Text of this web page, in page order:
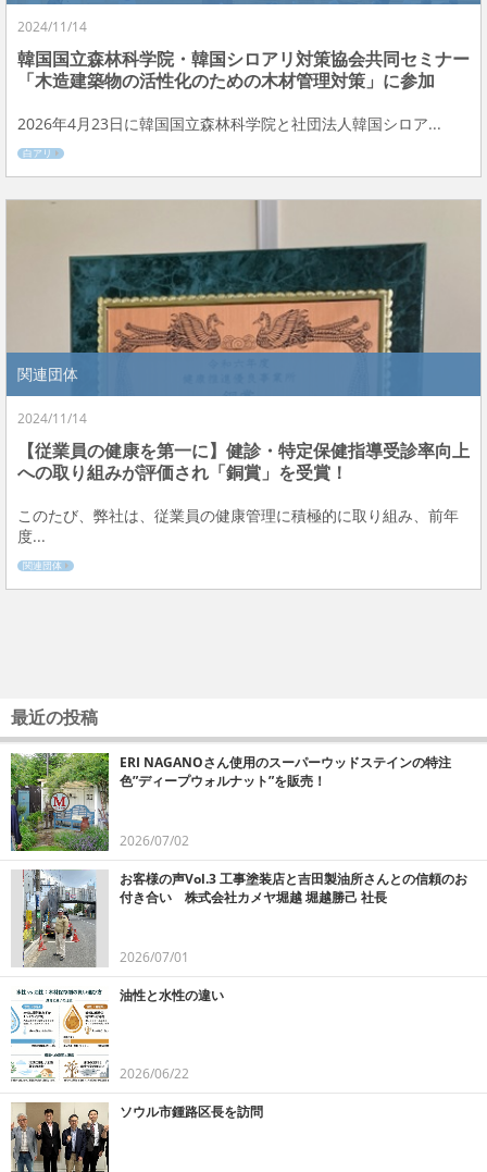
2024/11/14
韓国国立森林科学院・韓国シロアリ対策協会共同セミナー
「木造建築物の活性化のための木材管理対策」に参加
2026年4月23日に韓国国立森林科学院と社団法人韓国シロア...
白アリ
関連団体
2024/11/14
【従業員の健康を第一に】健診・特定保健指導受診率向上
への取り組みが評価され「銅賞」を受賞！
このたび、弊社は、従業員の健康管理に積極的に取り組み、前年
度...
関連団体
最近の投稿
ERI NAGANOさん使用のスーパーウッドステインの特注
色”ディープウォルナット”を販売！
2026/07/02
お客様の声Vol.3 工事塗装店と吉田製油所さんとの信頼のお
付き合い 株式会社カメヤ堀越 堀越勝己 社長
2026/07/01
油性と水性の違い
2026/06/22
ソウル市鍾路区長を訪問